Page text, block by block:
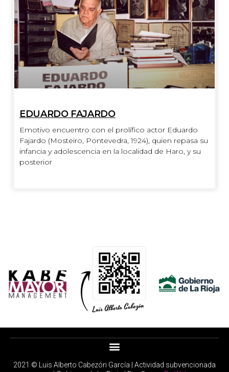
EDUARDO FAJARDO
Emotivo encuentro con el prolífico actor Eduardo
Fajardo (Mosteiro, Pontevedra, 1924), quien repasa su
infancia y adolescencia en la localidad de Haro, y su
posterior
2021 © Luis Alberto Cabezón García | Actividad subvencionada